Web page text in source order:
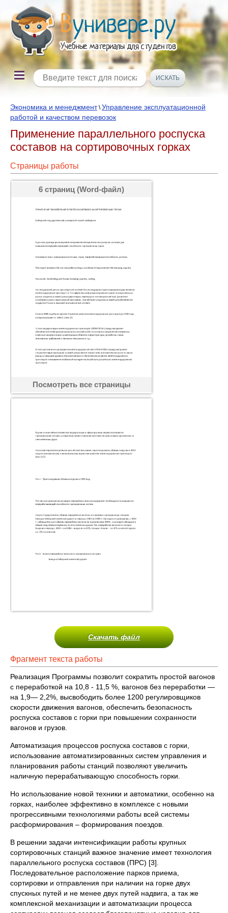
Экономика и менеджмент\Управление эксплуатационной
работой и качеством перевозок
Применение параллельного роспуска
составов на сортировочных горках
Страницы работы
6 страниц (Word-файл)
Посмотреть все страницы
Скачать файл
Фрагмент текста работы
Реализация Программы позволит сократить простой вагонов
с переработкой на 10,8 - 11,5 %, вагонов без переработки —
на 1,9— 2,2%, высвободить более 1200 регулировщиков
скорости движения вагонов, обеспечить безопасность
роспуска составов с горки при повышении сохранности
вагонов и грузов.
Автоматизация процессов роспуска составов с горки,
использование автоматизированных систем управления и
планирования работы станций позволяют увеличить
наличную перерабатывающую способность горки.
Но использование новой техники и автоматики, особенно на
горках, наиболее эффективно в комплексе с новыми
прогрессивными технологиями работы всей системы
расформирования – формирования поездов.
В решении задачи интенсификации работы крупных
сортировочных станций важное значение имеет технология
параллельного роспуска составов (ПРС) [3].
Последовательное расположение парков приема,
сортировки и отправления при наличии на горке двух
спускных путей и не менее двух путей надвига, а так же
комплексной механизации и автоматизации процесса